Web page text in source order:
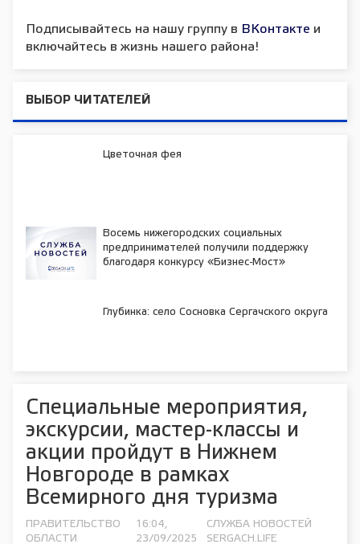
Подписывайтесь на нашу группу в ВКонтакте и
включайтесь в жизнь нашего района!
ВЫБОР ЧИТАТЕЛЕЙ
Цветочная фея
Восемь нижегородских социальных
предпринимателей получили поддержку
благодаря конкурсу «Бизнес-Мост»
Глубинка: село Сосновка Сергачского округа
Специальные мероприятия,
экскурсии, мастер-классы и
акции пройдут в Нижнем
Новгороде в рамках
Всемирного дня туризма
ПРАВИТЕЛЬСТВО
ОБЛАСТИ
16:04,
23/09/2025
СЛУЖБА НОВОСТЕЙ
SERGACH.LIFE